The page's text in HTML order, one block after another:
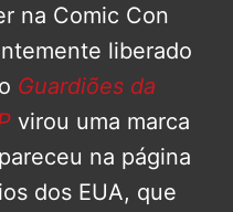
na Comic Con
liberado
Guardiões da
virou uma marca
na página
dos EUA, que